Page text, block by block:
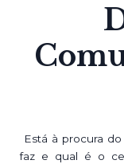
Está à procura
faz e qual é o